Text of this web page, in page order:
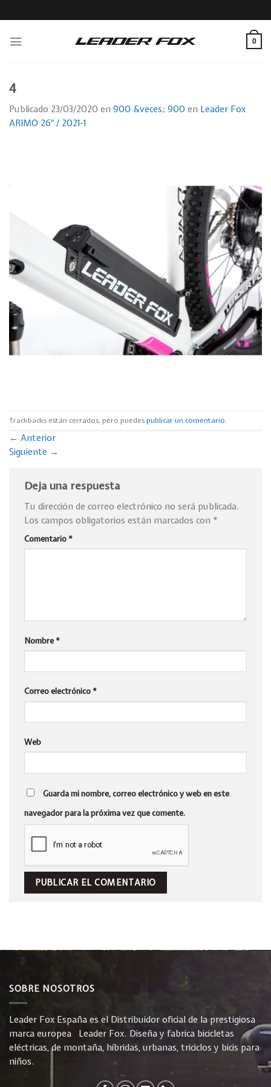
to
0
4
Publicado 23/03/2020 en 900 &veces; 900 en Leader Fox
ARIMO 26″ / 2021-1
Trackbacks están cerrados, pero puedespublicar un comentario.
← Anterior
Siguiente →
Deja una respuesta
Tu dirección de correo electrónico no será publicada.
Los campos obligatorios están marcados con *
Comentario *
Nombre *
Correo electrónico *
Web
Guarda mi nombre, correo electrónico y web en este
navegador para la próxima vez que comente.
SOBRE NOSOTROS
Leader Fox España es el Distribuidor oficial de la prestigiosa
marca europea Leader Fox. Diseña y fabrica bicicletas
eléctricas, de montaña, híbridas, urbanas, triciclos y bicis para
niños.